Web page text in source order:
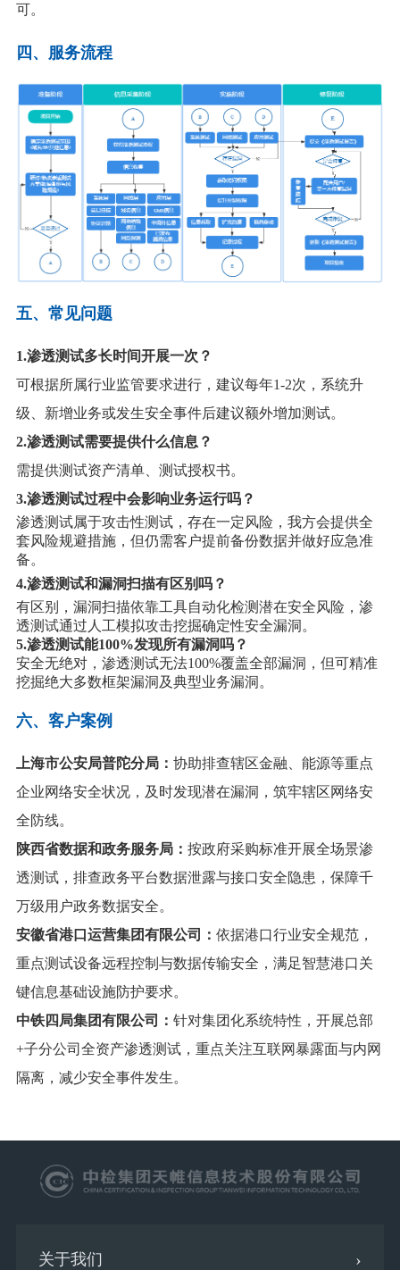
可。
四、 服务流程
五、 常见问题
1.渗透测试多长时间开展一次？
可根据所属行业监管要求进行，建议每年1-2次，系统升
级、新增业务或发生安全事件后建议额外增加测试。
2.渗透测试需要提供什么信息？
需提供测试资产清单、测试授权书。
3.渗透测试过程中会影响业务运行吗？
渗透测试属于攻击性测试，存在一定风险，我方会提供全
套风险规避措施，但仍需客户提前备份数据并做好应急准
备。
4.渗透测试和漏洞扫描有区别吗？
有区别，漏洞扫描依靠工具自动化检测潜在安全风险，渗
透测试通过人工模拟攻击挖掘确定性安全漏洞 。
5.渗透测试能100%发现所有漏洞吗？
安全无绝对，渗透测试无法100%覆盖全部漏洞，但可精准
挖掘绝大多数框架漏洞及典型业务漏洞。
六、 客户案例
上海市公安局普陀分局： 协助排查辖区金融、能源等重点
企业网络安全状况，及时发现潜在漏洞，筑牢辖区网络安
全防线。
陕西省数据和政务服务局： 按政府采购标准开展全场景渗
透测试，排查政务平台数据泄露与接口安全隐患，保障千
万级用户政务数据安全。
安徽省港口运营集团有限公司： 依据港口行业安全规范，
重点测试设备远程控制与数据传输安全，满足智慧港口关
键信息基础设施防护要求。
中铁四局集团有限公司： 针对集团化系统特性，开展总部
+子分公司全资产渗透测试，重点关注互联网暴露面与内网
隔离，减少安全事件发生。
关于我们